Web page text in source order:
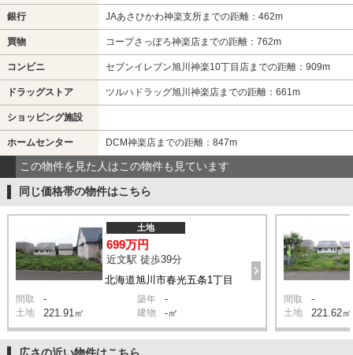
銀行 JAあさひかわ神楽支所までの距離：462m
買物 コープさっぽろ神楽店までの距離：762m
コンビニ セブンイレブン旭川神楽10丁目店までの距離：909m
ドラッグストア ツルハドラッグ旭川神楽店までの距離：661m
ショッピング施設
ホームセンター DCM神楽店までの距離：847m
この物件を見た人はこの物件も見ています
同じ価格帯の物件はこちら
北海道旭川市春光五条1丁目
土地
699万円
近文駅 徒歩39分
間取 - 築年 -
土地 221.91㎡ 建物 -㎡
間取 -
土地 221.62㎡